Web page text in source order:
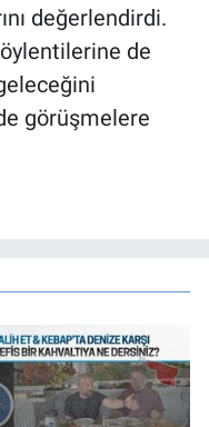
değerlendirdi.
de
görüşmelere